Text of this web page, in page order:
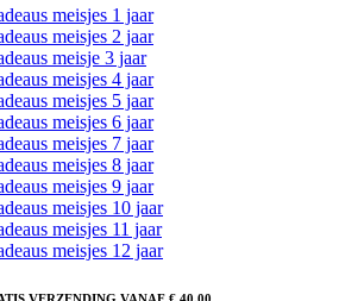
meisjes 1 jaar
meisjes 2 jaar
meisje 3 jaar
meisjes 4 jaar
meisjes 5 jaar
meisjes 6 jaar
meisjes 7 jaar
meisjes 8 jaar
meisjes 9 jaar
meisjes 10 jaar
meisjes 11 jaar
meisjes 12 jaar